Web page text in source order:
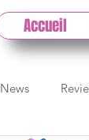
Accueil
News